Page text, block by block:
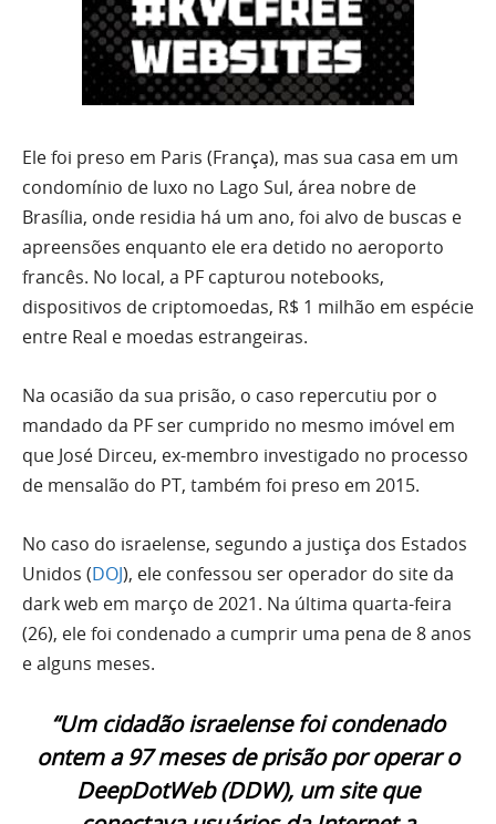
Ele foi preso em Paris (França), mas sua casa em um
condomínio de luxo no Lago Sul, área nobre de
Brasília, onde residia há um ano, foi alvo de buscas e
apreensões enquanto ele era detido no aeroporto
francês. No local, a PF capturou notebooks,
dispositivos de criptomoedas, R$ 1 milhão em espécie
entre Real e moedas estrangeiras.
Na ocasião da sua prisão, o caso repercutiu por o
mandado da PF ser cumprido no mesmo imóvel em
que José Dirceu, ex-membro investigado no processo
de mensalão do PT, também foi preso em 2015.
No caso do israelense, segundo a justiça dos Estados
Unidos (DOJ), ele confessou ser operador do site da
dark web em março de 2021. Na última quarta-feira
(26), ele foi condenado a cumprir uma pena de 8 anos
e alguns meses.
“Um cidadão israelense foi condenado
ontem a 97 meses de prisão por operar o
DeepDotWeb (DDW), um site que